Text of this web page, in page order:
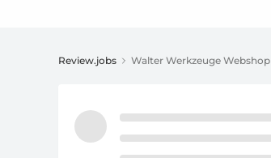
Review.jobs Walter Werkzeuge Webshop